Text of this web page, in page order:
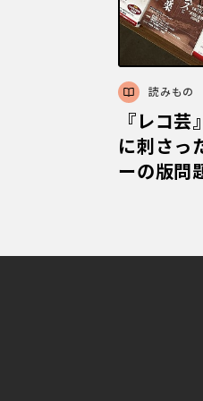
読みもの
『レコ
に刺さ
ーの版問